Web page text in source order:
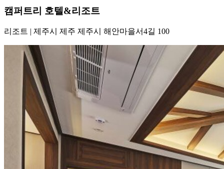
캠퍼트리 호텔&리조트
리조트 | 제주시 제주 제주시 해안마을서4길 100